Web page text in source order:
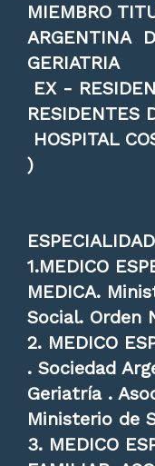
MIEMBRO
ARGENTINA
GERIATRIA
EX -
RESIDENTES
HOSPITAL
)
1.MEDICO
MEDICA.
Social. Orden
2. MEDICO
. Sociedad
Geriatría .
Ministerio de
3. MEDICO